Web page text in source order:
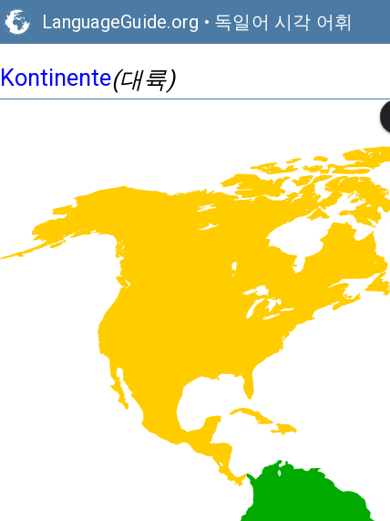
LanguageGuide.org • 독일어 시각 어휘
Kontinente(대륙)